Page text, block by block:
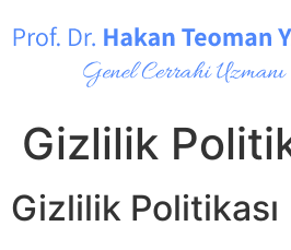
Gizlilik
Gizlilik Politikası